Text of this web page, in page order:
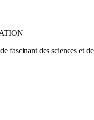
fascinant des sciences et